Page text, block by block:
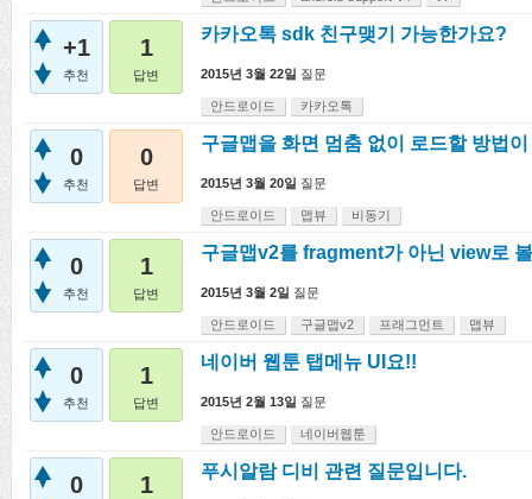
+1
추천
1
답변
카카오톡 sdk 친구맺기 가능한가요?
2015년 3월 22일 질문
안드로이드 카카오톡
0
추천
0
답변
구글맵을 화면 멈춤 없이 로드할 방법
2015년 3월 20일 질문
안드로이드 맵뷰 비동기
0
추천
1
답변
구글맵v2를 fragment가 아닌 view로
2015년 3월 2일 질문
안드로이드 구글맵v2 프래그먼트 맵뷰
0
추천
1
답변
네이버 웹툰 탭메뉴 UI요!!
2015년 2월 13일 질문
안드로이드 네이버웹툰
0 1
푸시알람 디비 관련 질문입니다.